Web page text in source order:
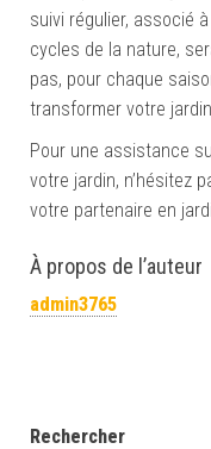
suivi régulier, associé
cycles de la nature,
pas, pour chaque
transformer votre
Pour une assistance
votre jardin, n’hésitez
votre partenaire en
À propos de l’auteur
admin3765
Rechercher